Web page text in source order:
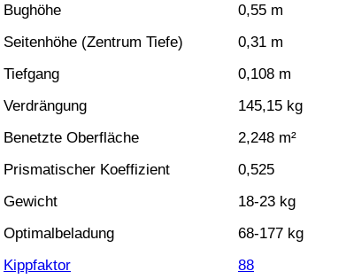
Bughöhe
0,55 m
Seitenhöhe (Zentrum Tiefe)
0,31 m
Tiefgang
0,108 m
Verdrängung
145,15 kg
Benetzte Oberfläche
2,248 m²
Prismatischer Koeffizient
0,525
Gewicht
18-23 kg
Optimalbeladung
68-177 kg
Kippfaktor
88